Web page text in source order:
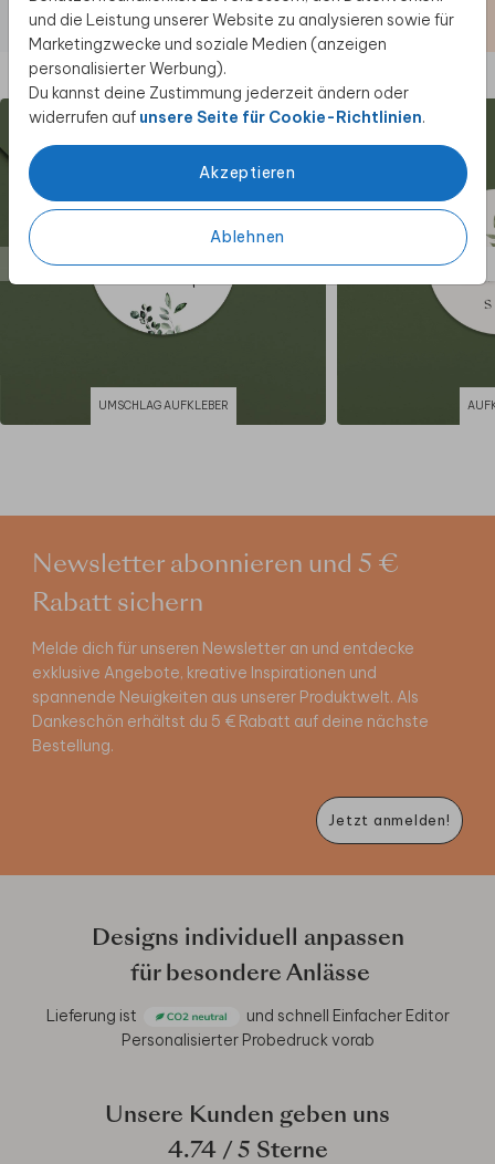
und die Leistung unserer Website zu analysieren sowie für
Marketingzwecke und soziale Medien (anzeigen
personalisierter Werbung).
Du kannst deine Zustimmung jederzeit ändern oder
widerrufen auf unsere Seite für Cookie-Richtlinien.
Akzeptieren
Ablehnen
MENÜKARTE
Diese Produkte könnten dir auch gefallen
UMSCHLAG AUFKLEBER
Newsletter abonnieren und 5 €
Rabatt sichern
Melde dich für unseren Newsletter an und entdecke
exklusive Angebote, kreative Inspirationen und
spannende Neuigkeiten aus unserer Produktwelt. Als
Dankeschön erhältst du 5 € Rabatt auf deine nächste
Bestellung.
Jetzt anmelden!
Designs individuell anpassen
für besondere Anlässe
Lieferung ist und schnell Einfacher Editor
Personalisierter Probedruck vorab
Unsere Kunden geben uns
4.74/ 5 Sterne